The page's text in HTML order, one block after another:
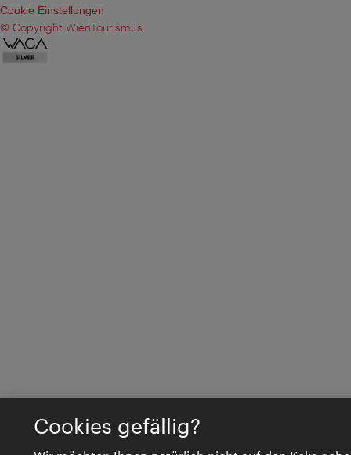
Cookie Einstellungen
© Copyright WienTourismus
Cookies gefällig?